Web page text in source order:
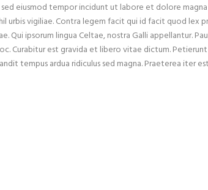
eiusmod tempor incidunt ut labore et dolore magna
urbis vigiliae. Contra legem facit qui id facit quod lex
Qui ipsorum lingua Celtae, nostra Galli appellantur.
Curabitur est gravida et libero vitae dictum.
tempus ardua ridiculus sed magna. Praeterea iter